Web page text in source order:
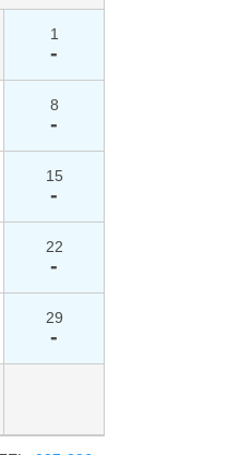
1
-
8
-
15
-
22
-
29
-